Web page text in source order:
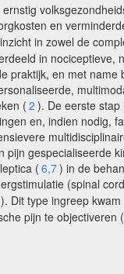
en
in zowel de
in
praktijk, en met
( 2 ). De eerste
en, indien nodig,
pijn gespecialiseerde
( 6,7) in de
(spinal
). Dit type ingreep
pijn te objectiveren (